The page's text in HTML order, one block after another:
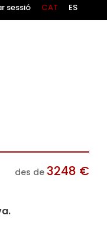
sessió CAT ES
des de 3248 €